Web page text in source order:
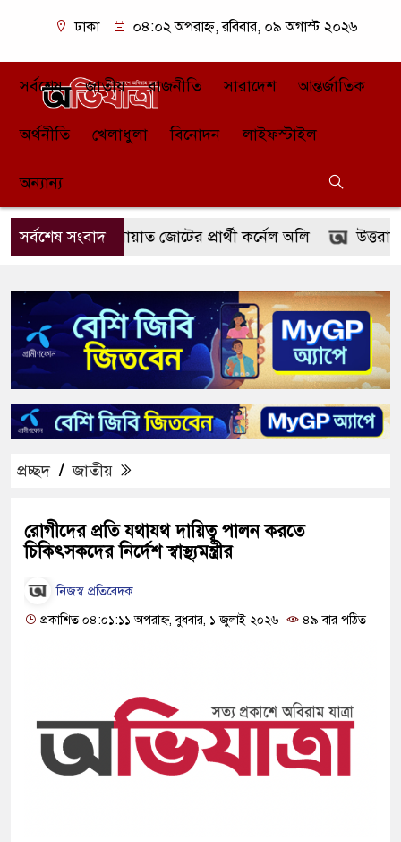
ঢাকা ০৪:০২ অপরাহ্ন, রবিবার, ০৯ অগাস্ট ২০২৬
সর্বশেষ জাতীয় রাজনীতি সারাদেশ আন্তর্জাতিক
অর্থনীতি খেলাধুলা বিনোদন লাইফস্টাইল
অন্যান্য
সর্বশেষ সংবাদ
পদে জামায়াত জোটের প্রার্থী কর্নেল অলি উত্তরায়
প্রচ্ছদ/জাতীয়
রোগীদের প্রতি যথাযথ দায়িত্ব পালন করতে
চিকিৎসকদের নির্দেশ স্বাস্থ্যমন্ত্রীর
নিজস্ব প্রতিবেদক
প্রকাশিত ০৪:০১:১১ অপরাহ্ন, বুধবার, ১ জুলাই ২০২৬
৪৯ বার পঠিত